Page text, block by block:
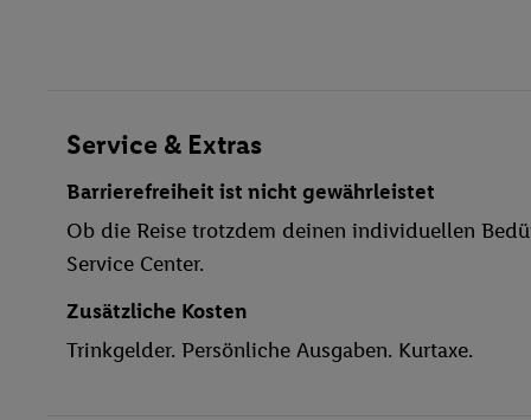
Außenpool(s)
Golf
Fitnessstudio
Service & Extras
Barrierefreiheit ist nicht gewährleistet
Ob die Reise trotzdem deinen individuellen
Service Center.
Zusätzliche Kosten
Trinkgelder. Persönliche Ausgaben. Kurtaxe.